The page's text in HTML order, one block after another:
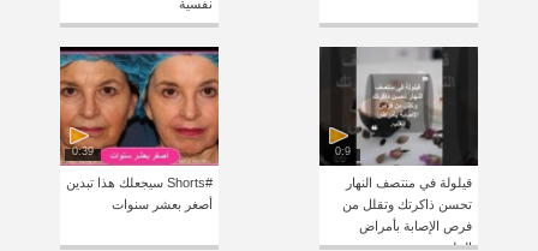
نفسية
0:9
قيلولة في منتصف النهار
تحسن ذاكرتك وتقلل من
فرص الإصابة بأمراض
القلب
0:39
#Shorts سيجعلك هذا تبدين
أصغر بعشر سنوات